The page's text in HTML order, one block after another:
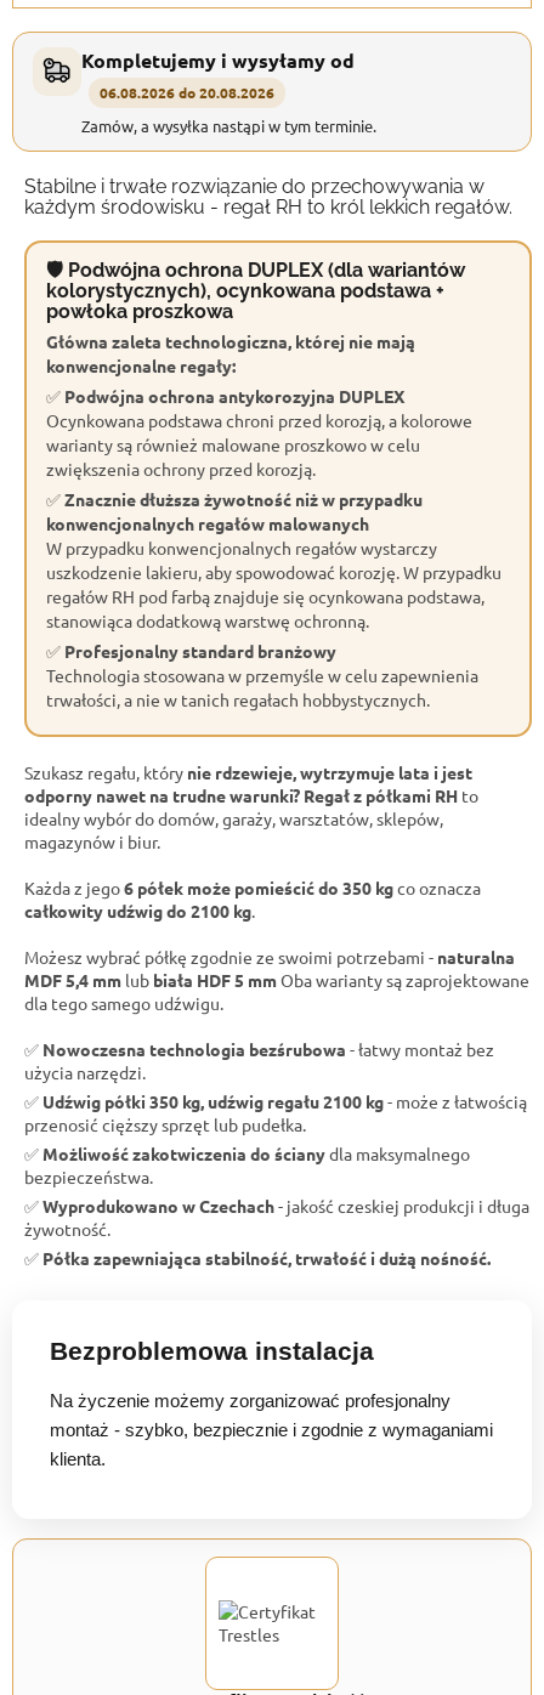
Kompletujemy i wysyłamy od
06.08.2026 do 20.08.2026
Zamów, a wysyłka nastąpi w tym terminie.
Stabilne i trwałe rozwiązanie do przechowywania w
każdym środowisku - regał RH to król lekkich regałów.
🛡 Podwójna ochrona DUPLEX (dla wariantów
kolorystycznych), ocynkowana podstawa +
powłoka proszkowa
Główna zaleta technologiczna, której nie mają
konwencjonalne regały:
✅ Podwójna ochrona antykorozyjna DUPLEX
Ocynkowana podstawa chroni przed korozją, a kolorowe
warianty są również malowane proszkowo w celu
zwiększenia ochrony przed korozją.
✅Znacznie dłuższa żywotność niż w przypadku
konwencjonalnych regałów malowanych
W przypadku konwencjonalnych regałów wystarczy
uszkodzenie lakieru, aby spowodować korozję. W przypadku
regałów RH pod farbą znajduje się ocynkowana podstawa,
stanowiąca dodatkową warstwę ochronną.
✅ Profesjonalny standard branżowy
Technologia stosowana w przemyśle w celu zapewnienia
trwałości, a nie w tanich regałach hobbystycznych.
Szukasz regału, który nie rdzewieje, wytrzymuje lata i jest
odporny nawet na trudne warunki? Regał z półkami RH to
idealny wybór do domów, garaży, warsztatów, sklepów,
magazynów i biur.
Każda z jego6 półek może pomieścić do 350 kgco oznacza
całkowity udźwig do 2100 kg
Możesz wybrać półkę zgodnie ze swoimi potrzebami - naturalna
MDF 5,4 mm lub biała HDF 5 mmOba warianty są zaprojektowane
dla tego samego udźwigu.
✅ Nowoczesna technologia bezśrubowa - łatwy montaż bez
użycia narzędzi.
✅ Udźwig półki 350 kg, udźwig regału 2100 kg- może z łatwością
przenosić cięższy sprzęt lub pudełka.
✅ Możliwość zakotwiczenia do ścianydla maksymalnego
bezpieczeństwa.
✅Wyprodukowano w Czechach- jakość czeskiej produkcji i długa
żywotność.
✅ Półka zapewniająca stabilność, trwałość i dużą nośność.
Bezproblemowa instalacja
Na życzenie możemy zorganizować profesjonalny
montaż - szybko, bezpiecznie i zgodnie z wymaganiami
klienta.